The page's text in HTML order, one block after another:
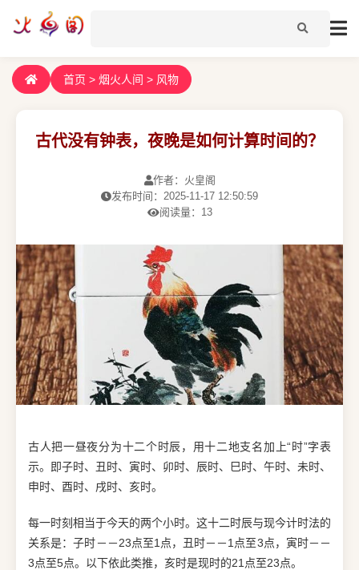
首页 > 烟火人间 > 风物
古代没有钟表，夜晚是如何计算时间的？
作者：火皇阁
发布时间：2025-11-17 12:50:59
阅读量：13
古人把一昼夜分为十二个时辰，用十二地支名加上“时”字表
示。即子时、丑时、寅时、卯时、辰时、巳时、午时、未时、
申时、酉时、戌时、亥时。
每一时刻相当于今天的两个小时。这十二时辰与现今计时法的
关系是：子时－－23点至1点，丑时－－1点至3点，寅时－－
3点至5点。以下依此类推，亥时是现时的21点至23点。